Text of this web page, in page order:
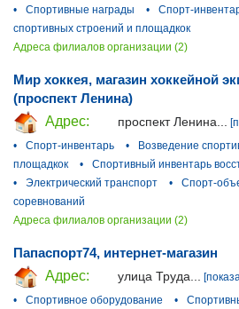
•
Спортивные награды • Спорт-
спортивных строений и площадкок
Адреса филиалов организации (2)
Мир хоккея, магазин хоккейной
(проспект Ленина)
Адрес:
проспект Ленина...
•
Спорт-инвентарь •
Возведение
площадкок
•
Спортивный инвентарь
•
Электрический транспорт •
Спорт-
соревнований
Адреса филиалов организации (2)
Папаспорт74, интернет-магазин
Адрес:
улица Труда...
•
Спортивное оборудование •